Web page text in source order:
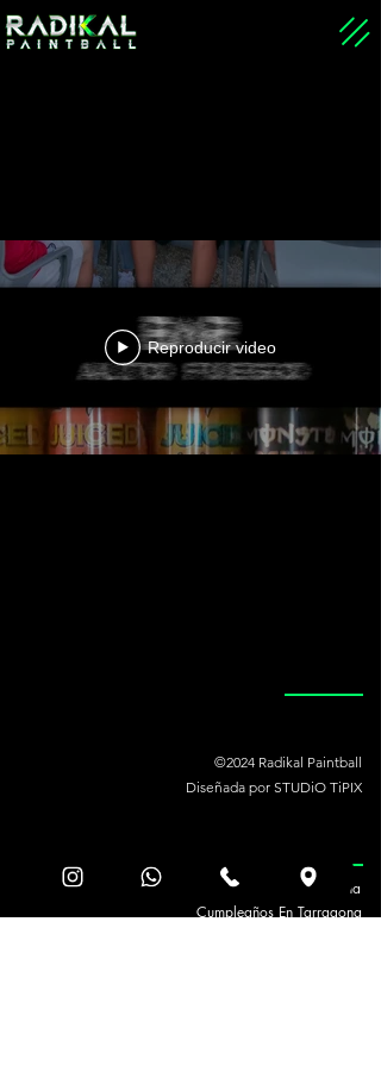
Reproducir video
©2024 Radikal Paintball
Diseñada por STUDiO TiPIX
Blog Paintball Tarragona
Cumpleaños En Tarragona